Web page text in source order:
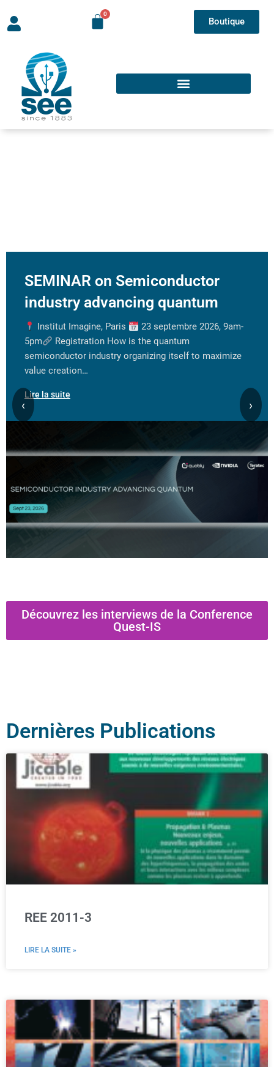
Boutique
SEMINAR on Semiconductor
industry advancing quantum
Institut Imagine, Paris
23 septembre 2026, 9am-
5pm
Registration How is the quantum
semiconductor industry organizing itself to maximize
value creation…
Lire la suite
‹ ›
Découvrez les interviews de la Conference
Quest-IS
Dernières Publications
REE 2011-3
LIRE LA SUITE »